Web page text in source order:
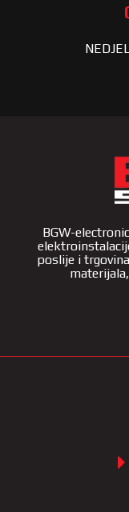
BGW-
poslije i